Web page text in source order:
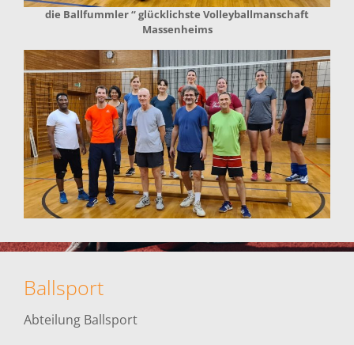
die Ballfummler “ glücklichste Volleyballmanschaft
Massenheims
Ballsport
Abteilung Ballsport